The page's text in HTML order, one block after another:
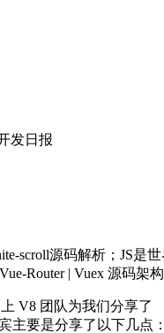
发日报
scroll源码解析；JS
Router | Vuex 源码架
V8 团队为我们分享了
要是分享了以下几点